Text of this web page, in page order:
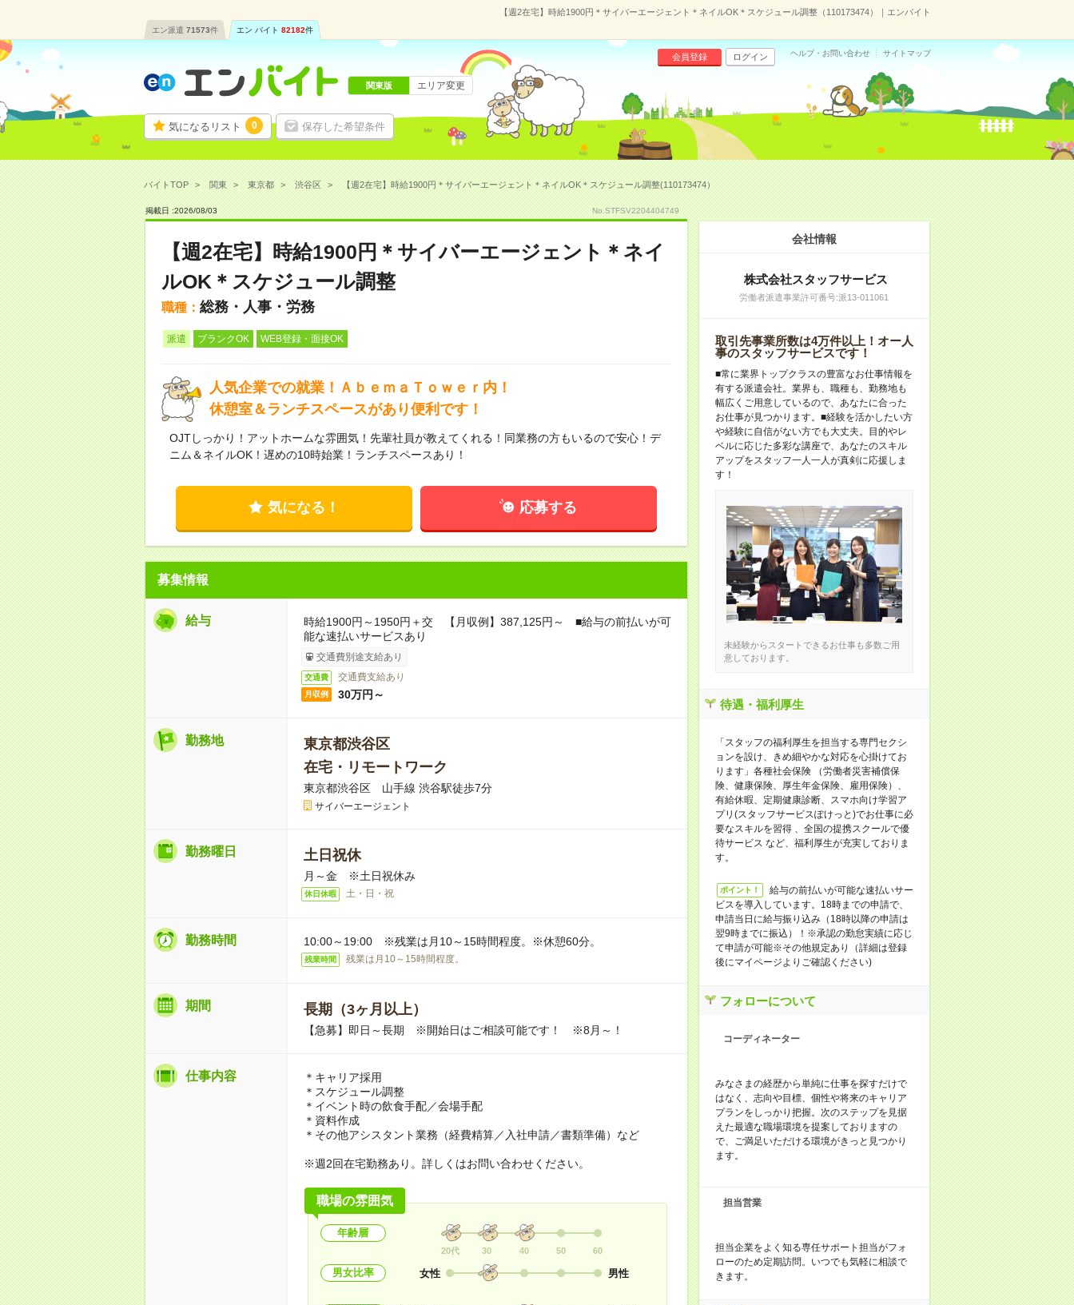
【週2在宅】時給1900円＊サイバーエージェント＊ネイルOK＊スケジュール調整（110173474）｜エンバイト
エン派遣 71573件 エン バイト 82182件
気になるリスト 0 保存した希望条件
会員登録 ログイン ヘルプ・お問い合わせ サイトマップ
関東版 エリア変更
バイトTOP 関東 東京都 渋谷区 【週2在宅】時給1900円＊サイバーエージェント＊ネイルOK＊スケジュール調整(110173474）
掲載日 :2026/08/03 No.STFSV2204404749
【週2在宅】時給1900円＊サイバーエージェント＊ネイ
ルOK＊スケジュール調整
職種： 総務・人事・労務
派遣 ブランクOK WEB登録・面接OK
人気企業での就業！ＡｂｅｍａＴｏｗｅｒ内！
休憩室＆ランチスペースがあり便利です！
OJTしっかり！アットホームな雰囲気！先輩社員が教えてくれる！同業務の方もいるので安心！デ
ニム＆ネイルOK！遅めの10時始業！ランチスペースあり！
気になる！ 応募する
募集情報
給与
時給1900円～1950円＋交 【月収例】387,125円～ ■給与の前払いが可
能な速払いサービスあり
交通費別途支給あり
交通費 交通費支給あり
月収例 30万円～
勤務地
東京都渋谷区
在宅・リモートワーク
東京都渋谷区 山手線 渋谷駅徒歩7分
サイバーエージェント
勤務曜日 土日祝休
月～金 ※土日祝休み
休日休暇 土・日・祝
勤務時間 10:00～19:00 ※残業は月10～15時間程度。※休憩60分。
残業時間 残業は月10～15時間程度。
期間 長期（3ヶ月以上）
【急募】即日～長期 ※開始日はご相談可能です！ ※8月～！
仕事内容
＊キャリア採用
＊スケジュール調整
＊イベント時の飲食手配／会場手配
＊資料作成
＊その他アシスタント業務（経費精算／入社申請／書類準備）など
※週2回在宅勤務あり。詳しくはお問い合わせください。
職場の雰囲気
年齢層
20代 30 40 50 60
男女比率 女性 男性
会社情報
株式会社スタッフサービス
労働者派遣事業許可番号:派13-011061
取引先事業所数は4万件以上！オー人
事のスタッフサービスです！
■常に業界トップクラスの豊富なお仕事情報を
有する派遣会社。業界も、職種も、勤務地も
幅広くご用意しているので、あなたに合った
お仕事が見つかります。■経験を活かしたい方
や経験に自信がない方でも大丈夫。目的やレ
ベルに応じた多彩な講座で、あなたのスキル
アップをスタッフ一人一人が真剣に応援しま
す！
未経験からスタートできるお仕事も多数ご用
意しております。
待遇・福利厚生
「スタッフの福利厚生を担当する専門セクシ
ョンを設け、きめ細やかな対応を心掛けてお
ります」各種社会保険 （労働者災害補償保
険、健康保険、厚生年金保険、雇用保険）、
有給休暇、定期健康診断、スマホ向け学習ア
プリ(スタッフサービスぽけっと)でお仕事に必
要なスキルを習得 、全国の提携スクールで優
待サービス など、福利厚生が充実しておりま
す。
ポイント！
給与の前払いが可能な速払いサー
ビスを導入しています。18時までの申請で、
申請当日に給与振り込み（18時以降の申請は
翌9時までに振込）！※承認の勤怠実績に応じ
て申請が可能※その他規定あり（詳細は登録
後にマイページよりご確認ください)
フォローについて
コーディネーター
みなさまの経歴から単純に仕事を探すだけで
はなく、志向や目標、個性や将来のキャリア
プランをしっかり把握。次のステップを見据
えた最適な職場環境を提案しておりますの
で、ご満足いただける環境がきっと見つかり
ます。
担当営業
担当企業をよく知る専任サポート担当がフォ
ローのため定期訪問。いつでも気軽に相談で
きます。